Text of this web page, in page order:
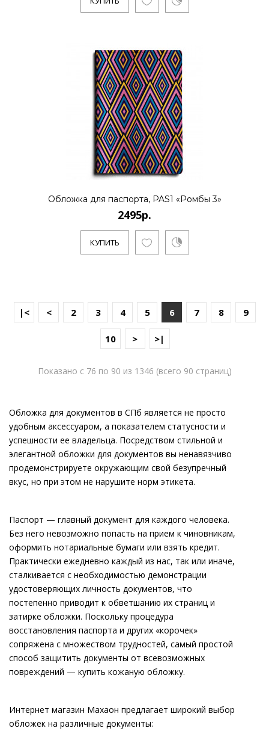
Обложка для паспорта, PAS1 «Ромбы 3»
2495р.
КУПИТЬ
|< < 2 3 4 5 6 7 8 9
10 > >|
Показано с 76 по 90 из 1346 (всего 90 страниц)
Обложка для документов в СПб является не просто
удобным аксессуаром, а показателем статусности и
успешности ее владельца. Посредством стильной и
элегантной обложки для документов вы ненавязчиво
продемонстрируете окружающим свой безупречный
вкус, но при этом не нарушите норм этикета.
Паспорт — главный документ для каждого человека.
Без него невозможно попасть на прием к чиновникам,
оформить нотариальные бумаги или взять кредит.
Практически ежедневно каждый из нас, так или иначе,
сталкивается с необходимостью демонстрации
удостоверяющих личность документов, что
постепенно приводит к обветшанию их страниц и
затирке обложки. Поскольку процедура
восстановления паспорта и других «корочек»
сопряжена с множеством трудностей, самый простой
способ защитить документы от всевозможных
повреждений — купить кожаную обложку.
Интернет магазин Махаон предлагает широкий выбор
обложек на различные документы: